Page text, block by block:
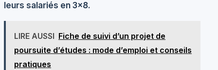
leurs salariés en 3×8.
LIRE AUSSI Fiche de suivi d’un projet de
poursuite d’études : mode d’emploi et conseils
pratiques